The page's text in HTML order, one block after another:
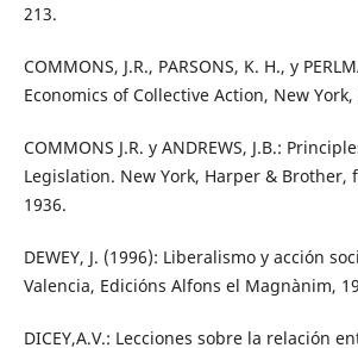
213.
COMMONS, J.R., PARSONS, K. H., y
Economics of Collective Action, New
COMMONS J.R. y ANDREWS, J.B.:
Legislation. New York, Harper & Brother,
1936.
DEWEY, J. (1996): Liberalismo y acción
Valencia, Edicións Alfons el Magnànim,
DICEY,A.V.: Lecciones sobre la relación